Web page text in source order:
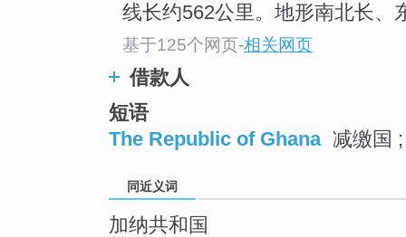
线长约562公里。地形南北长、
基于125个网页-相关网页
借款人
短语
The Republic of Ghana 减缴国
同近义词
加纳共和国